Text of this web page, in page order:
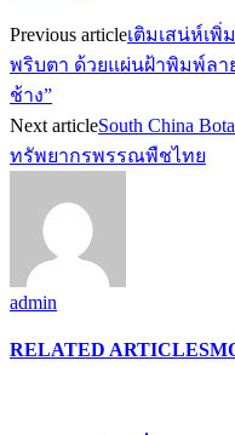
Previous articleเติมเสน่ห์เ
พริบตา ด้วยแผ่นฝ้าพิมพ์ลา
ช้าง”
Next articleSouth China
ทรัพยากรพรรณพืชไทย
admin
RELATED ARTICLES